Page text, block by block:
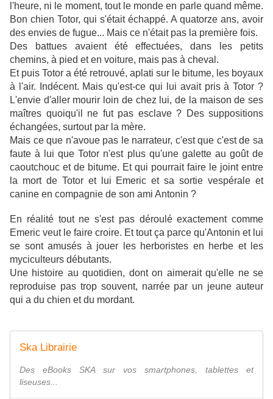
l'heure, ni le moment, tout le monde en parle quand même.
Bon chien Totor, qui s'était échappé. A quatorze ans, avoir
des envies de fugue... Mais ce n'était pas la première fois.
Des battues avaient été effectuées, dans les petits
chemins, à pied et en voiture, mais pas à cheval.
Et puis Totor a été retrouvé, aplati sur le bitume, les boyaux
à l'air. Indécent. Mais qu'est-ce qui lui avait pris à Totor ?
L'envie d'aller mourir loin de chez lui, de la maison de ses
maîtres quoiqu'il ne fut pas esclave ? Des suppositions
échangées, surtout par la mère.
Mais ce que n'avoue pas le narrateur, c'est que c'est de sa
faute à lui que Totor n'est plus qu'une galette au goût de
caoutchouc et de bitume. Et qui pourrait faire le joint entre
la mort de Totor et lui Emeric et sa sortie vespérale et
canine en compagnie de son ami Antonin ?
En réalité tout ne s'est pas déroulé exactement comme
Emeric veut le faire croire. Et tout ça parce qu'Antonin et lui
se sont amusés à jouer les herboristes en herbe et les
myciculteurs débutants.
Une histoire au quotidien, dont on aimerait qu'elle ne se
reproduise pas trop souvent, narrée par un jeune auteur
qui a du chien et du mordant.
Ska Librairie
Des eBooks SKA sur vos smartphones, tablettes et
liseuses...